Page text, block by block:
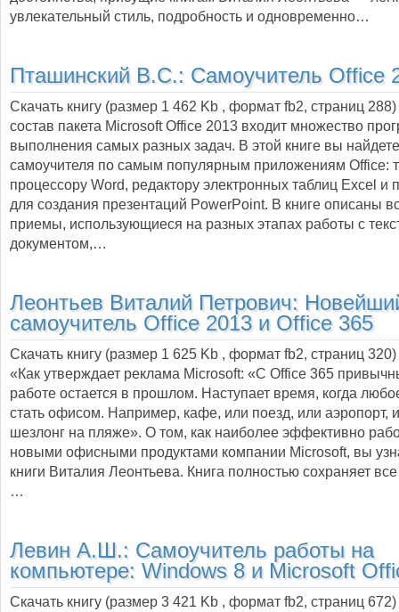
увлекательный стиль, подробность и одновременно…
Пташинский В.С.: Самоучитель Office
Скачать книгу (размер 1 462 Kb , формат fb2, страниц 288
состав пакета Microsoft Office 2013 входит множество
выполнения самых разных задач. В этой книге вы
самоучителя по самым популярным приложениям Office:
процессору Word, редактору электронных таблиц Excel и
для создания презентаций PowerPoint. В книге описаны
приемы, использующиеся на разных этапах работы с
документом,…
Леонтьев Виталий Петрович:
самоучитель Office 2013 и Office 365
Скачать книгу (размер 1 625 Kb , формат fb2, страниц 320
«Как утверждает реклама Microsoft: «С Office 365
работе остается в прошлом. Наступает время, когда
стать офисом. Например, кафе, или поезд, или
шезлонг на пляже». О том, как наиболее эффективно
новыми офисными продуктами компании Microsoft, вы
книги Виталия Леонтьева. Книга полностью сохраняет
…
Левин А.Ш.: Самоучитель работы на
компьютере: Windows 8 и Microsoft
Скачать книгу (размер 3 421 Kb , формат fb2, страниц 672